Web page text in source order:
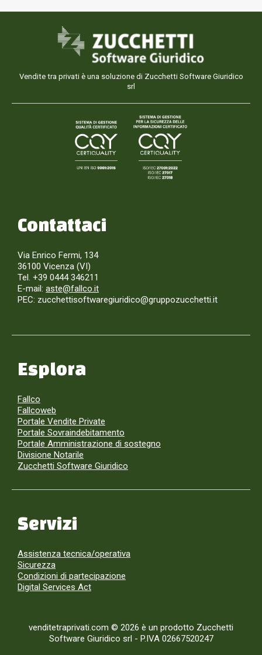
Vendite tra privati è una soluzione di Zucchetti Software Giuridico
srl
Contattaci
Via Enrico Fermi, 134
36100 Vicenza (VI)
Tel. +39 0444 346211
E-mail: aste@fallco.it
PEC: zucchettisoftwaregiuridico@gruppozucchetti.it
Esplora
Fallco
Fallcoweb
Portale Vendite Private
Portale Sovraindebitamento
Portale Amministrazione di sostegno
Divisione Notarile
Zucchetti Software Giuridico
Servizi
Assistenza tecnica/operativa
Sicurezza
Condizioni di partecipazione
Digital Services Act
venditetraprivati.com © 2026 è un prodotto Zucchetti
Software Giuridico srl - P.IVA 02667520247